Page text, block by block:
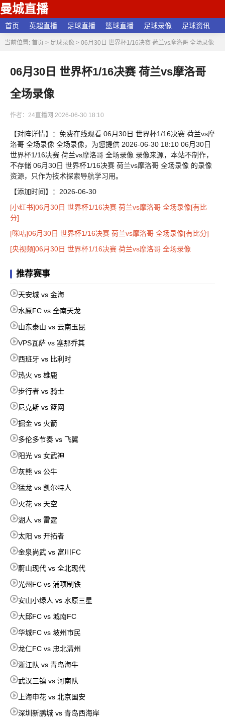
曼城直播
首页 英超直播 足球直播 篮球直播 足球录像 足球资讯
当前位置: 首页 > 足球录像> 06月30日 世界杯1/16决赛 荷兰vs摩洛哥 全场录像
06月30日 世界杯1/16决赛 荷兰vs摩洛哥
全场录像
作者：24直播网 2026-06-30 18:10
【对阵详情】：免费在线观看 06月30日 世界杯1/16决赛 荷兰vs摩
洛哥 全场录像 全场录像，为您提供 2026-06-30 18:10 06月30日
世界杯1/16决赛 荷兰vs摩洛哥 全场录像 录像来源，本站不制作，
不存储 06月30日 世界杯1/16决赛 荷兰vs摩洛哥 全场录像 的录像
资源，只作为技术探索导航学习用。
【添加时间】：2026-06-30
[小红书]06月30日 世界杯1/16决赛 荷兰vs摩洛哥 全场录像[有比
分]
[咪咕]06月30日 世界杯1/16决赛 荷兰vs摩洛哥 全场录像[有比分]
[央视频]06月30日 世界杯1/16决赛 荷兰vs摩洛哥 全场录像
推荐赛事
天安城 vs 金海
水原FC vs 全南天龙
山东泰山 vs 云南玉昆
VPS瓦萨 vs 塞那乔其
西班牙 vs 比利时
热火 vs 雄鹿
步行者 vs 骑士
尼克斯 vs 篮网
掘金 vs 火箭
多伦多节奏 vs 飞翼
阳光 vs 女武神
灰熊 vs 公牛
猛龙 vs 凯尔特人
火花 vs 天空
湖人 vs 雷霆
太阳 vs 开拓者
金泉尚武 vs 富川FC
蔚山现代 vs 全北现代
光州FC vs 浦项制铁
安山小绿人 vs 水原三星
大邱FC vs 城南FC
华城FC vs 坡州市民
龙仁FC vs 忠北清州
浙江队 vs 青岛海牛
武汉三镇 vs 河南队
上海申花 vs 北京国安
深圳新鹏城 vs 青岛西海岸